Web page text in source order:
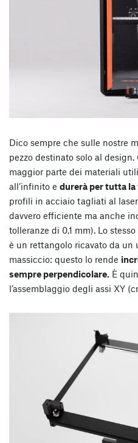
Dico sempre che sulle nostre
pezzo destinato solo al
maggior parte dei materiali
all’infinito e durerà per tutta la
profili in acciaio tagliati al
davvero efficiente ma anche
tolleranze di 0,1 mm). Lo
è un rettangolo ricavato da un
massiccio: questo lo rende
sempre perpendicolare. È
l’assemblaggio degli assi XY